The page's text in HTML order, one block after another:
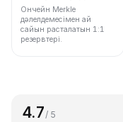
Ончейн Merkle
дәлелдемесімен ай
сайын расталатын 1:1
резервтері.
4.7 / 5